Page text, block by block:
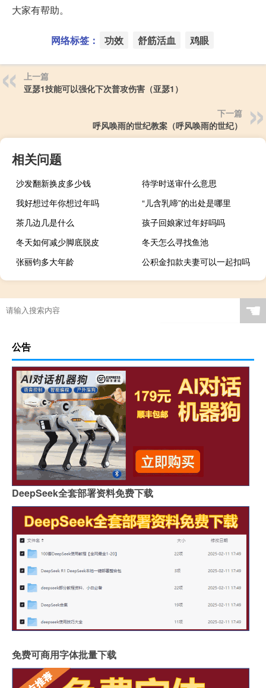
大家有帮助。
网络标签： 功效 舒筋活血 鸡眼
上一篇
亚瑟1技能可以强化下次普攻伤害（亚瑟1）
下一篇
呼风唤雨的世纪教案（呼风唤雨的世纪）
相关问题
沙发翻新换皮多少钱
待学时送审什么意思
我好想过年你想过年吗
“儿含乳啼”的出处是哪里
茶几边几是什么
孩子回娘家过年好吗吗
冬天如何减少脚底脱皮
冬天怎么寻找鱼池
张丽钧多大年龄
公积金扣款夫妻可以一起扣吗
☚
公告
DeepSeek全套部署资料免费下载
免费可商用字体批量下载